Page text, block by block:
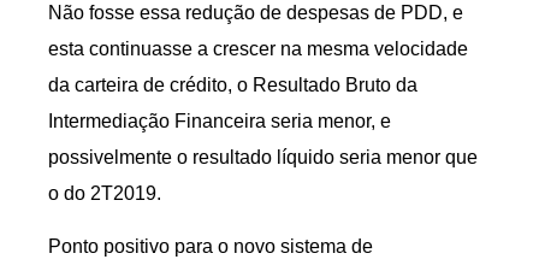
Não fosse essa redução de despesas de PDD, e
esta continuasse a crescer na mesma velocidade
da carteira de crédito, o Resultado Bruto da
Intermediação Financeira seria menor, e
possivelmente o resultado líquido seria menor que
o do 2T2019.
Ponto positivo para o novo sistema de